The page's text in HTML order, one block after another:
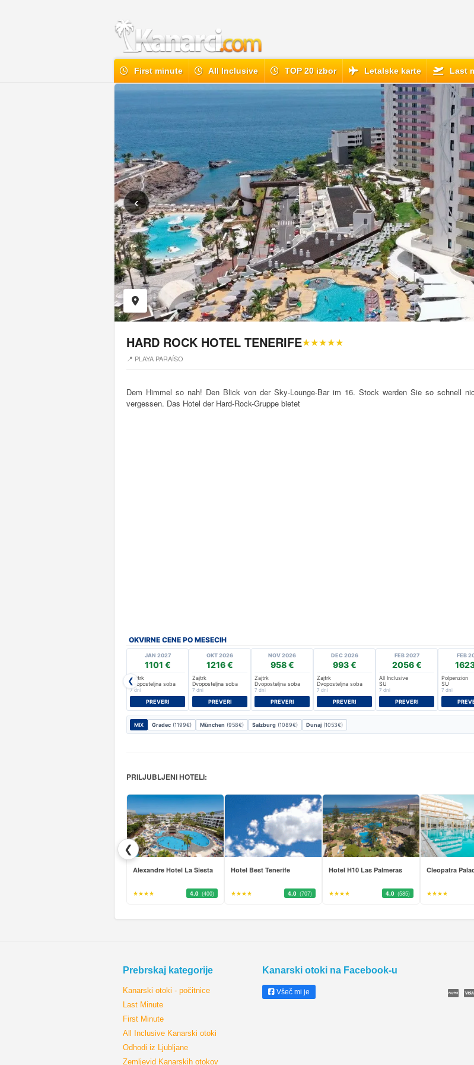
First minute All Inclusive TOP 20 izbor Letalske karte Last
‹
HARD ROCK HOTEL TENERIFE★★★★★
📍 PLAYA PARAÍSO
Dem Himmel so nah! Den Blick von der Sky-Lounge-Bar im 16. Stock werden Sie so schnell
vergessen. Das Hotel der Hard-Rock-Gruppe bietet
OKVIRNE CENE PO MESECIH
❮
JAN 2027
1101 €
Zajtrk
Dvoposteljna soba
7 dni
PREVERI
OKT 2026
1216 €
Zajtrk
Dvoposteljna soba
7 dni
PREVERI
NOV 2026
958 €
Zajtrk
Dvoposteljna soba
7 dni
PREVERI
DEC 2026
993 €
Zajtrk
Dvoposteljna soba
7 dni
PREVERI
FEB 2027
2056 €
All Inclusive
SU
7 dni
PREVERI
FEB
Polpenzion
SU
7 dni
MIX Gradec (1199€) München (958€) Salzburg (1089€) Dunaj (1053€)
PRILJUBLJENI HOTELI:
❮
Alexandre Hotel La Siesta
★★★★ 4.0 (400)
Hotel Best Tenerife
★★★★ 4.0 (707)
Hotel H10 Las Palmeras
★★★★ 4.0 (585)
Cleopatra
★★★★
Prebrskaj kategorije
Kanarski otoki - počitnice
Last Minute
First Minute
All Inclusive Kanarski otoki
Odhodi iz Ljubljane
Zemljevid Kanarskih otokov
Kanarski otoki na Facebook-u
Všeč mi je